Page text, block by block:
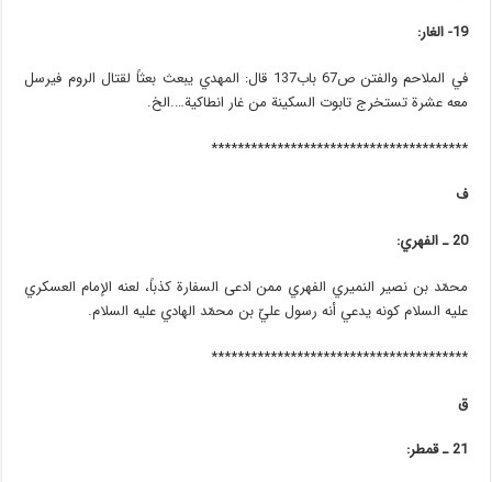
19- الغار:
في الملاحم والفتن ص67 باب137 قال: المهدي يبعث بعثاً لقتال الروم فيرسل
معه عشرة تستخرج تابوت السكينة من غار انطاكية….الخ.
***************************************
ف
20 ـ الفهري:
محمّد بن نصير النميري الفهري ممن ادعى السفارة كذباً، لعنه الإمام العسكري
عليه السلام كونه يدعي أنه رسول عليّ بن محمّد الهادي عليه السلام.
***************************************
ق
21 ـ قمطر: